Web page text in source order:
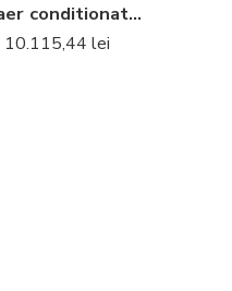
Aparat de aer conditionat optimizat pentru incalzire Daikin Perfera Bluevolution FTXTM40A-RXTM40A Inverter 12000 BTU – Telecomanda inclusa
10.115,44 lei